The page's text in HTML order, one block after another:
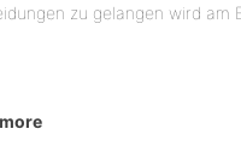
zu gelangen wird am